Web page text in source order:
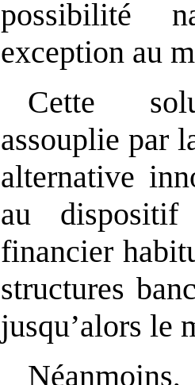
possibilité
exception au
Cette
assouplie par
alternative
au dispositif
financier
structures
jusqu’alors le
Néanmoins,